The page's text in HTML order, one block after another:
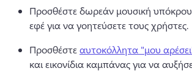
Προσθέστε δωρεάν μουσική
εφέ για να γοητεύσετε τους χρήστες.
Προσθέστε αυτοκόλλητα "μου
και εικονίδια καμπάνας για να